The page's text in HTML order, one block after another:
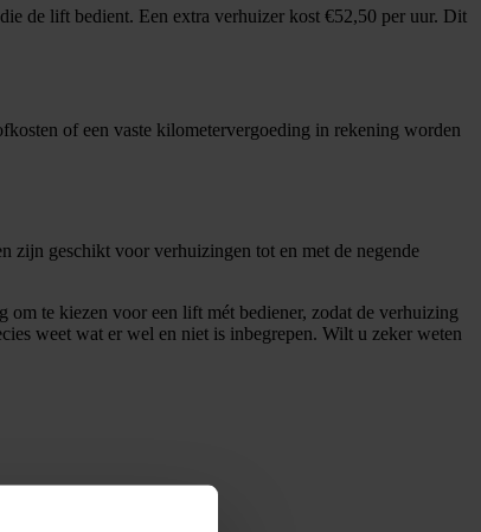
de lift bedient. Een extra verhuizer kost €52,50 per uur. Dit
of een vaste kilometervergoeding in rekening worden
geschikt voor verhuizingen tot en met de negende
te kiezen voor een lift mét bediener, zodat de verhuizing
weet wat er wel en niet is inbegrepen. Wilt u zeker weten